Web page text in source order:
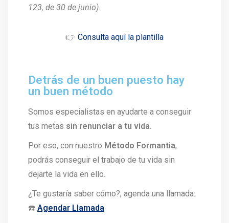
123, de 30 de junio).
👉 Consulta aquí la plantilla
Detrás de un buen puesto hay
un buen método
Somos especialistas en ayudarte a conseguir
tus metas sin renunciar a tu vida.
Por eso, con nuestro Método Formantia,
podrás conseguir el trabajo de tu vida sin
dejarte la vida en ello.
¿Te gustaría saber cómo?, agenda una llamada:
☎️ Agendar Llamada